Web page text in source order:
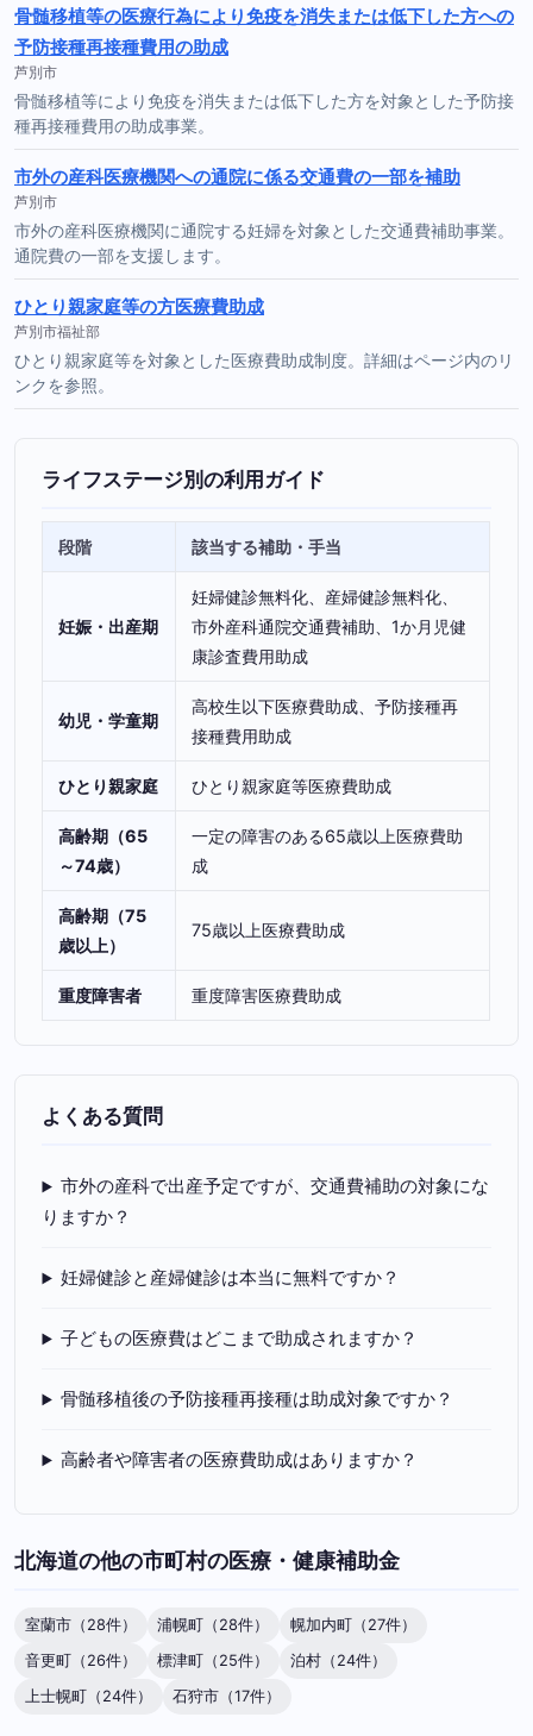
骨髄移植等の医療行為により免疫を消失または低下した方への
予防接種再接種費用の助成
芦別市
骨髄移植等により免疫を消失または低下した方を対象とした予防接
種再接種費用の助成事業。
市外の産科医療機関への通院に係る交通費の一部を補助
芦別市
市外の産科医療機関に通院する妊婦を対象とした交通費補助事業。
通院費の一部を支援します。
ひとり親家庭等の方医療費助成
芦別市福祉部
ひとり親家庭等を対象とした医療費助成制度。詳細はページ内のリ
ンクを参照。
ライフステージ別の利用ガイド
段階 該当する補助・手当
妊娠・出産期
妊婦健診無料化、産婦健診無料化、
市外産科通院交通費補助、1か月児健
康診査費用助成
幼児・学童期
高校生以下医療費助成、予防接種再
接種費用助成
ひとり親家庭 ひとり親家庭等医療費助成
高齢期（65
～74歳）
一定の障害のある65歳以上医療費助
成
高齢期（75
歳以上）
75歳以上医療費助成
重度障害者 重度障害医療費助成
よくある質問
市外の産科で出産予定ですが、交通費補助の対象にな
りますか？
妊婦健診と産婦健診は本当に無料ですか？
子どもの医療費はどこまで助成されますか？
骨髄移植後の予防接種再接種は助成対象ですか？
高齢者や障害者の医療費助成はありますか？
北海道の他の市町村の医療・健康補助金
室蘭市（28件） 浦幌町（28件）
幌加内町（27件）
音更町（26件）
標津町（25件）
泊村（24件）
上士幌町（24件）
石狩市（17件）